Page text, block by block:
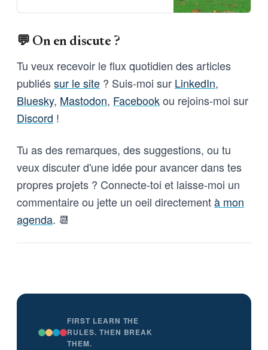
résolution pour :(1) obtenir du
des systèmes IA déployés et de
leurs garanties contractuelles ;
minimales ; et (3) se prononcer
sur l’usage de l’IA pour la
💬 On en discute ?
Tu veux recevoir le flux quotidien des articles
publiéssur le site ? Suis-moi sur LinkedIn,
Bluesky, Mastodon, Facebookou rejoins-moi sur
Discord !
Tu as des remarques, des suggestions, ou tu
veux discuter d'une idée pour avancer dans tes
propres projets ? Connecte-toi et laisse-moi un
commentaire ou jette un oeil directementà mon
agenda. 📆
FIRST LEARN THE
RULES. THEN BREAK
THEM.